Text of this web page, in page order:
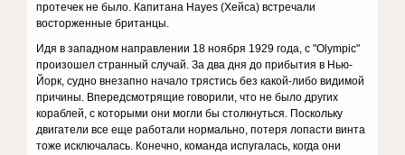
протечек не было. Капитана Hayes (Хейса) встречали
восторженные британцы.
Идя в западном направлении 18 ноября 1929 года, с "Olympic"
произошел странный случай. За два дня до прибытия в Нью-
Йорк, судно внезапно начало трястись без какой-либо видимой
причины. Впередсмотрящие говорили, что не было других
кораблей, с которыми они могли бы столкнуться. Поскольку
двигатели все еще работали нормально, потеря лопасти винта
тоже исключалась. Конечно, команда испугалась, когда они